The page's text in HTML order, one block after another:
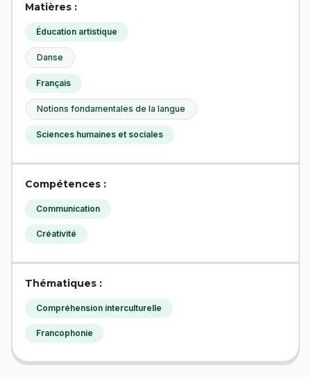
Matières :
Éducation artistique
Danse
Français
Notions fondamentales de la langue
Sciences humaines et sociales
Compétences :
Communication
Créativité
Thématiques :
Compréhension interculturelle
Francophonie